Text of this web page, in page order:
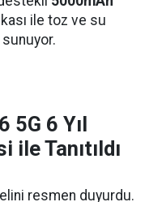
ile toz ve su
sunuyor.
5G 6 Yıl
ile Tanıtıldı
resmen duyurdu.